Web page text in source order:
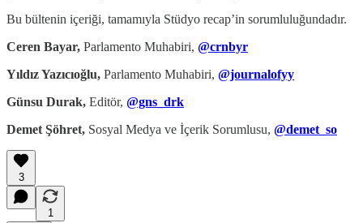
Bu bültenin içeriği, tamamıyla Stüdyo recap’in sorumluluğundadır.
Ceren Bayar, Parlamento Muhabiri, @crnbyr
Yıldız Yazıcıoğlu, Parlamento Muhabiri, @journalofyy
Günsu Durak, Editör, @gns_drk
Demet Şöhret, Sosyal Medya ve İçerik Sorumlusu, @demet_so
3
1